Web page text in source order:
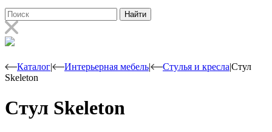
Найти
Каталог| Интерьерная мебель| Стyлья и кресла|Стул
Skeleton
Стул Skeleton